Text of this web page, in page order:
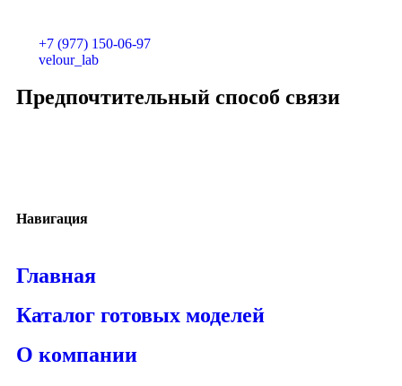
+7 (977) 150-06-97
velour_lab
Предпочтительный способ связи
Навигация
Главная
Каталог готовых моделей
О компании